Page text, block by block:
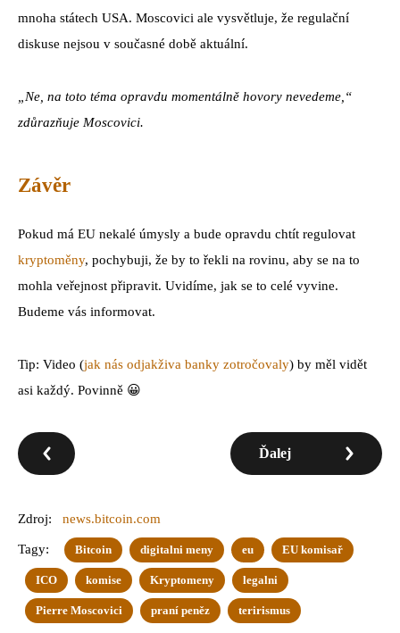
mnoha státech USA. Moscovici ale vysvětluje, že regulační
diskuse nejsou v současné době aktuální.
„Ne, na toto téma opravdu momentálně hovory nevedeme,“
zdůrazňuje Moscovici.
Závěr
Pokud má EU nekalé úmysly a bude opravdu chtít regulovat
kryptoměny, pochybuji, že by to řekli na rovinu, aby se na to
mohla veřejnost připravit. Uvidíme, jak se to celé vyvine.
Budeme vás informovat.
Tip: Video (jak nás odjakživa banky zotročovaly) by měl vidět
asi každý. Povinně 😀
Ďalej
Zdroj: news.bitcoin.com
Tagy: Bitcoin digitalni meny eu EU komisař
ICO komise Kryptomeny legalni
Pierre Moscovici praní peněz terirismus